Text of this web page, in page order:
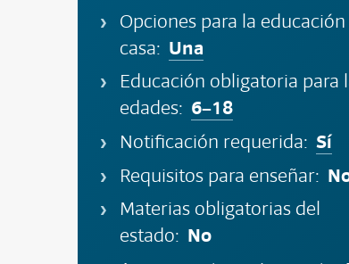
Opciones para la educación
casa: Una
Educación obligatoria para
edades: 6–18
Notificación requerida: Sí
Requisitos para enseñar:
Materias obligatorias del
estado: No